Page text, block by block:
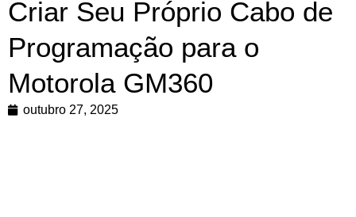
Criar Seu Próprio Cabo de
Programação para o
Motorola GM360
outubro 27, 2025